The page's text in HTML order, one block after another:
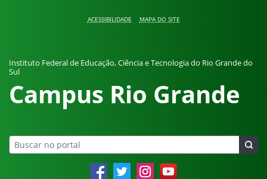
ACESSIBILIDADE MAPA DO SITE
Instituto Federal de Educação, Ciência e Tecnologia do Rio Grande do
Sul
Campus Rio Grande
Facebook Twitter InstagramYouTube